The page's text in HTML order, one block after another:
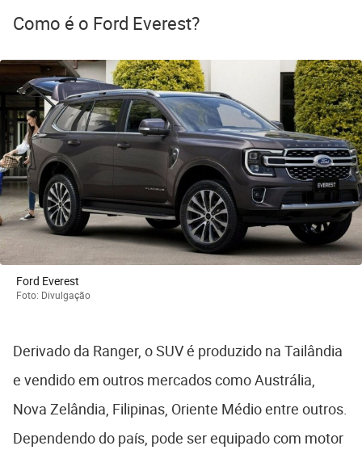
Como é o Ford Everest?
Ford Everest
Foto: Divulgação
Derivado da Ranger, o SUV é produzido na Tailândia
e vendido em outros mercados como Austrália,
Nova Zelândia, Filipinas, Oriente Médio entre outros.
Dependendo do país, pode ser equipado com motor